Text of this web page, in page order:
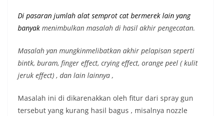
Di pasaran jumlah alat semprot cat bermerek lain yang
banyak menimbulkan masalah di hasil akhir pengecatan.
Masalah yan mungkinmelibatkan akhir pelapisan seperti
bintk, buram, finger effect, crying effect, orange peel ( kulit
jeruk effect) , dan lain lainnya ,
Masalah ini di dikarenakkan oleh fitur dari spray gun
tersebut yang kurang hasil bagus , misalnya nozzle